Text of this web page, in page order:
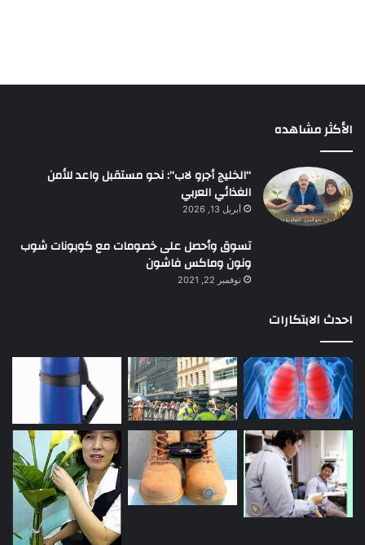
الأكثر مشاهده
“الخليج أجرو لاب”: نحو مستقبل واعد للأمن
الغذائي العربي
أبريل 13, 2026
تسوق وأحصل على خصومات مع كوبونات شوب
ونون وماكس فاشون
نوفمبر 22, 2021
احدث الابتكارات